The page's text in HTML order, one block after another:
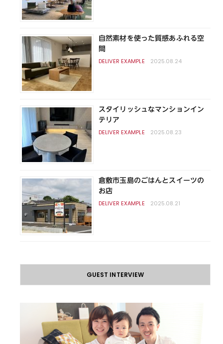
自然素材を使った質感あふれる空
間
2025.08.24
スタイリッシュなマンションイン
テリア
2025.08.23
倉敷市玉島のごはんとスイーツの
お店
2025.08.21
GUEST INTERVIEW